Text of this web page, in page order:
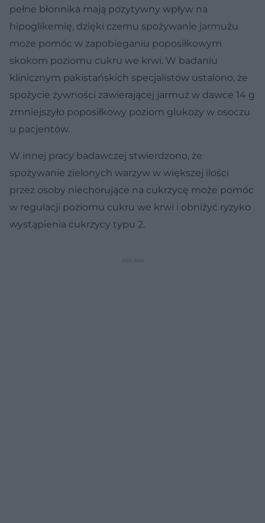
pełne błonnika mają pozytywny wpływ na
hipoglikemię, dzięki czemu spożywanie jarmużu
może pomóc w zapobieganiu poposiłkowym
skokom poziomu cukru we krwi. W badaniu
klinicznym pakistańskich specjalistów ustalono, że
spożycie żywności zawierającej jarmuż w dawce 14 g
zmniejszyło poposiłkowy poziom glukozy w osoczu
u pacjentów.
W innej pracy badawczej stwierdzono, że
spożywanie zielonych warzyw w większej ilości
przez osoby niechorujące na cukrzycę może pomóc
w regulacji poziomu cukru we krwi i obniżyć ryzyko
wystąpienia cukrzycy typu 2.